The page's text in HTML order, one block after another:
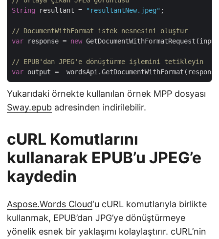
String resultant = "resultantNew.jpeg" ;
// DocumentWithFormat istek nesnesini oluştur
var response = new
// EPUB'dan JPEG'e dönüştürme işlemini tetikleyin
var
Yukarıdaki örnekte kullanılan örnek MPP dosyası
Sway.epub adresinden indirilebilir.
cURL Komutlarını
kullanarak EPUB’u JPEG’e
kaydedin
Aspose.Words Cloud‘u cURL komutlarıyla birlikte
kullanmak, EPUB’dan JPG’ye dönüştürmeye
yönelik esnek bir yaklaşımı kolaylaştırır. cURL’nin